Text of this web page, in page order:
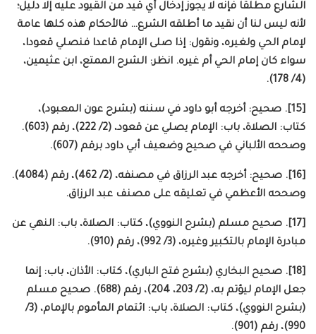
الشارع مطلقا فإنه لا يجوز إدخال أي قيد من القيود عليه إلا دليل؛
لأنه ليس لنا أن نقيد ما أطلقه الشرع… فالأحكام هذه كلها عامة
لإمام الحي ولغيره، ونقول: إذا صلى الإمام قاعدا فنصلي قعودا،
سواء كان إمام الحي أم غيره. انظر: الشرح الممتع، ابن عثيمين،
(4/ 178).
[15]. صحيح: أخرجه أبو داود في سننه (بشرح عون المعبود)،
كتاب: الصلاة، باب: الإمام يصلي عن قعود، (2/ 222)، رقم (603).
وصححه الألباني في صحيح وضعيف أبي داود برقم (607).
[16]. صحيح: أخرجه عبد الرزاق في مصنفه، (2/ 462)، رقم (4084).
وصححه الأعظمي في تعليقه على مصنف عبد الرزاق.
[17]. صحيح مسلم (بشرح النووي)، كتاب: الصلاة، باب: النهي عن
مبادرة الإمام بالتكبير وغيره، (3/ 992)، رقم (910).
[18]. صحيح البخاري (بشرح فتح الباري)، كتاب: الأذان، باب: إنما
جعل الإمام ليؤتم به، (2/ 203، 204)، رقم (688). صحيح مسلم
(بشرح النووي)، كتاب: الصلاة، باب: ائتمام المأموم بالإمام، (3/
990)، رقم (901).